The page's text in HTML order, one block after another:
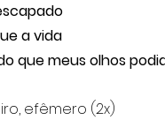
a vida
que meus olhos
efêmero (2x)